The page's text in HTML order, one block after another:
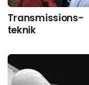
Transmissions-
teknik